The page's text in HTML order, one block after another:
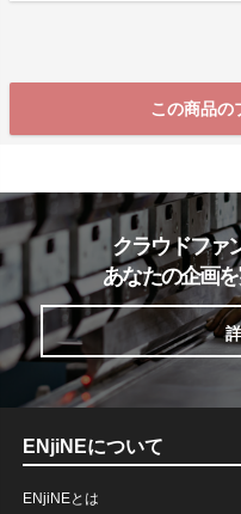
この商品の
クラウドファ
あなたの企画
ENjiNEについて
ENjiNEとは